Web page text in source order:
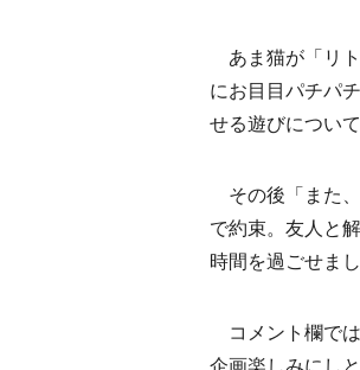
あま猫が「リ
にお目目パチパ
せる遊びについ
その後「また
で約束。友人と
時間を過ごせま
コメント欄で